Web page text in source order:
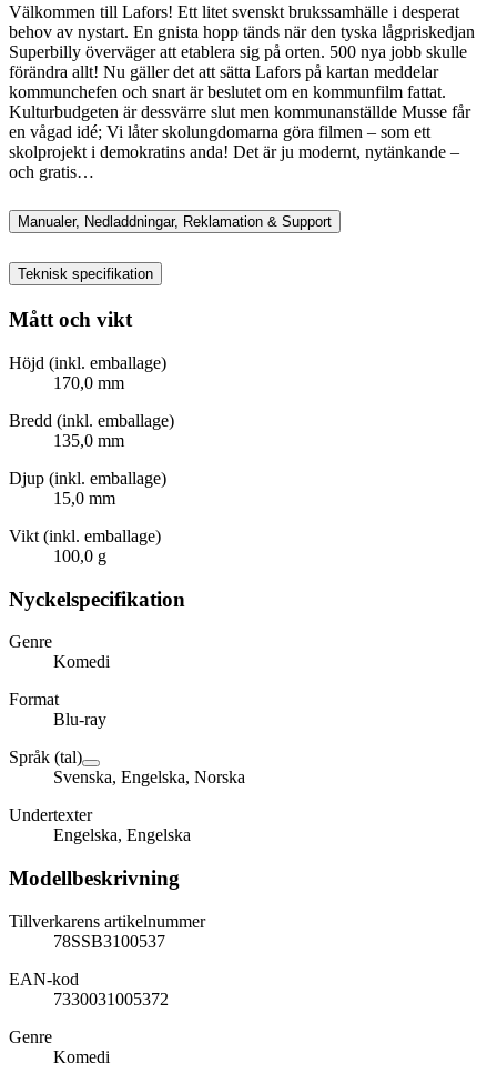
Välkommen till Lafors! Ett litet svenskt brukssamhälle i desperat
behov av nystart. En gnista hopp tänds när den tyska lågpriskedjan
Superbilly överväger att etablera sig på orten. 500 nya jobb skulle
förändra allt! Nu gäller det att sätta Lafors på kartan meddelar
kommunchefen och snart är beslutet om en kommunfilm fattat.
Kulturbudgeten är dessvärre slut men kommunanställde Musse får
en vågad idé; Vi låter skolungdomarna göra filmen – som ett
skolprojekt i demokratins anda! Det är ju modernt, nytänkande –
och gratis…
Manualer, Nedladdningar, Reklamation & Support
Teknisk specifikation
Mått och vikt
Höjd (inkl. emballage)
170,0 mm
Bredd (inkl. emballage)
135,0 mm
Djup (inkl. emballage)
15,0 mm
Vikt (inkl. emballage)
100,0 g
Nyckelspecifikation
Genre
Komedi
Format
Blu-ray
Språk (tal)
Svenska, Engelska, Norska
Undertexter
Engelska, Engelska
Modellbeskrivning
Tillverkarens artikelnummer
78SSB3100537
EAN-kod
7330031005372
Genre
Komedi